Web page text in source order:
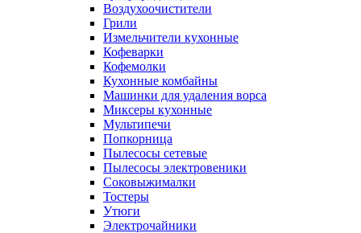
Воздухоочистители
Грили
Измельчители кухонные
Кофеварки
Кофемолки
Кухонные комбайны
Машинки для удаления ворса
Миксеры кухонные
Мультипечи
Попкорница
Пылесосы сетевые
Пылесосы электровеники
Соковыжималки
Тостеры
Утюги
Электрочайники